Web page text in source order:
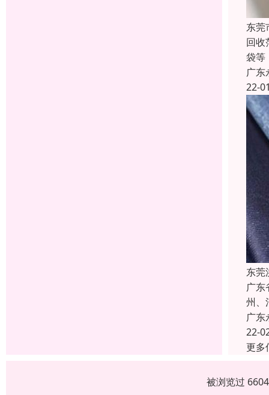
东莞
回
袋
广东
22-
东莞
广东
州
广东
22-
更多
被浏览过